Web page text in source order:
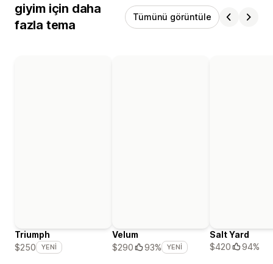
giyim için daha
fazla tema
Tümünü görüntüle
Triumph
$250
YENI
Velum
$290
93% YENI
Salt Yard
$420
94%